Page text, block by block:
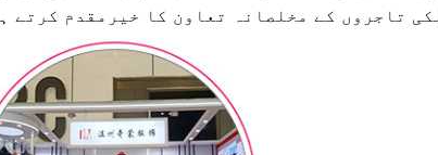
تاجروں کے مخلصانہ تعاون کا خیرمقدم کرتے